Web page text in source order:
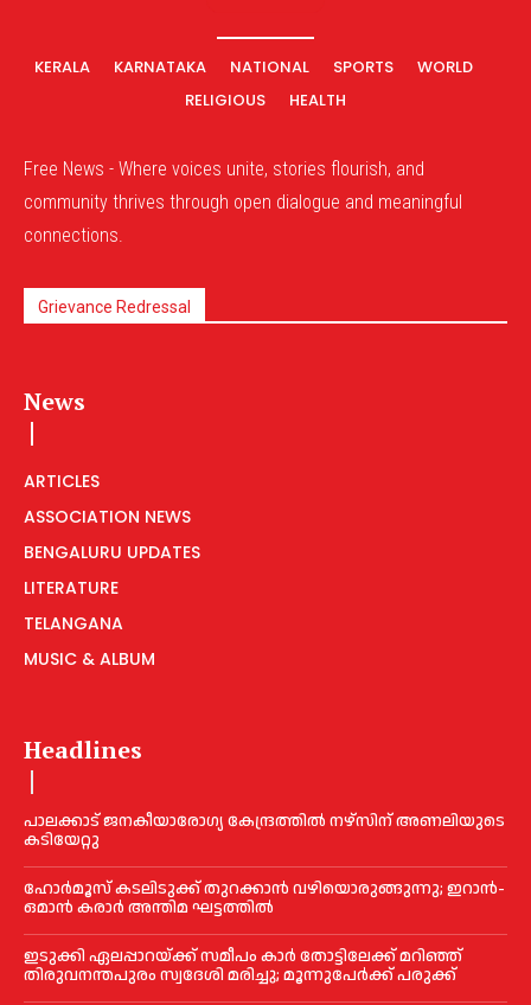
KERALA KARNATAKA NATIONAL SPORTS
WORLD
RELIGIOUS
HEALTH
Free News - Where voices unite, stories flourish, and
community thrives through open dialogue and meaningful
connections.
Grievance Redressal
News
ARTICLES
ASSOCIATION NEWS
BENGALURU UPDATES
LITERATURE
TELANGANA
MUSIC & ALBUM
Headlines
പാലക്കാട് ജനകീയാരോഗ്യ കേന്ദ്രത്തില്‍ നഴ്‌സിന് അണലിയുടെ
കടിയേറ്റു
ഹോർമൂസ് കടലിടുക്ക് തുറക്കാൻ വഴിയൊരുങ്ങുന്നു; ഇറാൻ-
ഒമാൻ കരാർ അന്തിമ ഘട്ടത്തിൽ
ഇടുക്കി ഏലപ്പാറയ്ക്ക് സമീപം കാര്‍ തോട്ടിലേക്ക് മറിഞ്ഞ്
തിരുവനന്തപുരം സ്വദേശി മരിച്ചു; മൂന്നുപേര്‍ക്ക് പരുക്ക്